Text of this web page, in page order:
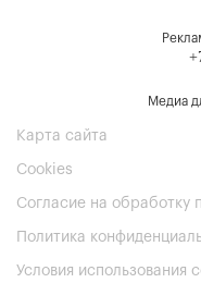
Медиа
Карта сайта
Cookies
Согласие на обработку
Политика
Условия использования